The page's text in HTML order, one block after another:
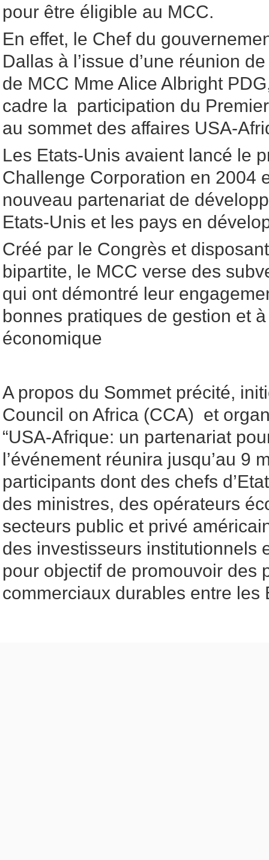
pour être éligible au MCC.
En effet, le Chef du
Dallas à l’issue d’une réunion
de MCC Mme Alice Albright
cadre la participation du
au sommet des affaires USA-
Les Etats-Unis avaient lancé le
Challenge Corporation en 2004
nouveau partenariat de
Etats-Unis et les pays en
Créé par le Congrès et
bipartite, le MCC verse des
qui ont démontré leur
bonnes pratiques de gestion et
économique
A propos du Sommet précité,
Council on Africa (CCA) et
“USA-Afrique: un partenariat
l’événement réunira jusqu’au 9
participants dont des chefs
des ministres, des opérateurs
secteurs public et privé
des investisseurs institutionnels
pour objectif de promouvoir des
commerciaux durables entre les